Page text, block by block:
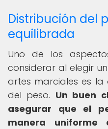
Distribución del
equilibrada
Uno de los
considerar al elegir
artes marciales es la
del peso. Un buen
asegurar que el
manera uniforme